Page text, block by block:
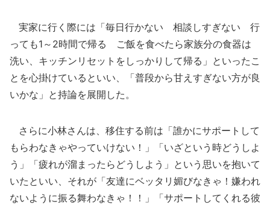
実家に行く際には「毎日行かない 相談しすぎない 行
っても1～2時間で帰る ご飯を食べたら家族分の食器は
洗い、キッチンリセットをしっかりして帰る」といったこ
とを心掛けているといい、「普段から甘えすぎない方が良
いかな」と持論を展開した。
さらに小林さんは、移住する前は「誰かにサポートして
もらわなきゃやっていけない！」「いざという時どうしよ
う」「疲れが溜まったらどうしよう」という思いを抱いて
いたといい、それが「友達にベッタリ媚びなきゃ！嫌われ
ないように振る舞わなきゃ！！」「サポートしてくれる彼